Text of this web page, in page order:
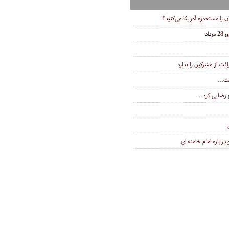
را مستعمره آمریکا می‌کنید؟
از مشرکین را ندارد
رضایی کرد...
امام خامنه ای